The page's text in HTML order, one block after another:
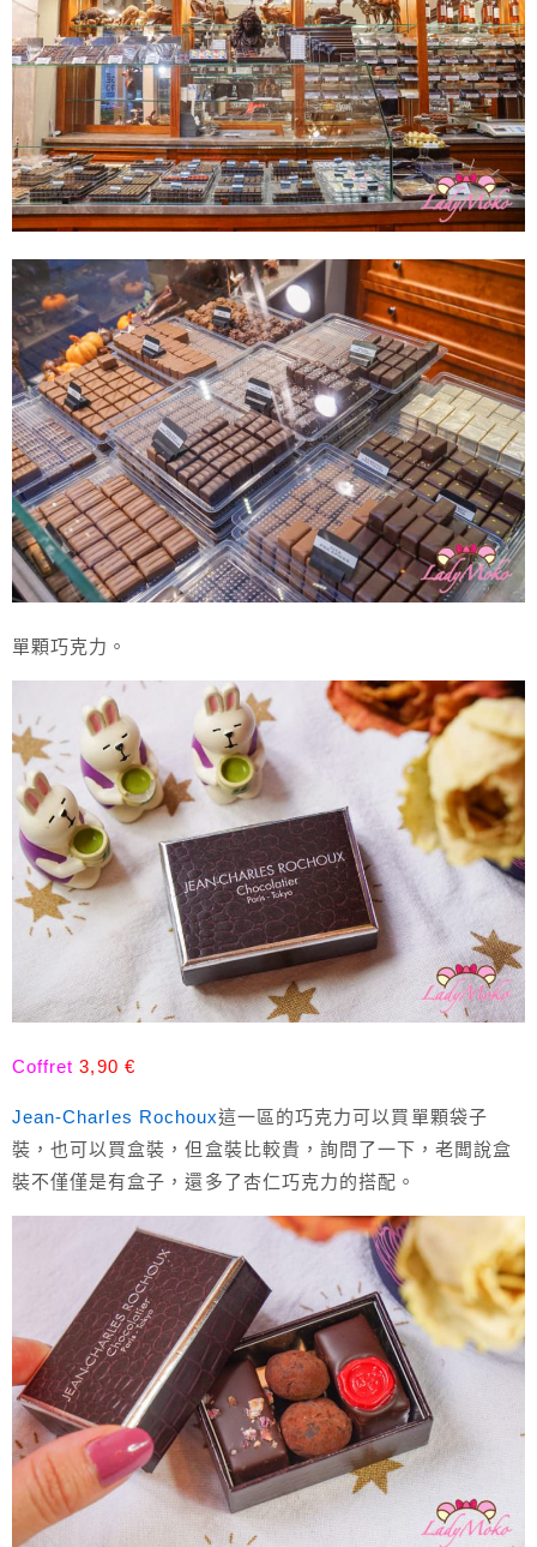
單顆巧克力。
Coffret 3,90 €
Jean-Charles Rochoux這一區的巧克力可以買單顆袋子
裝，也可以買盒裝，但盒裝比較貴，詢問了一下，老闆說盒
裝不僅僅是有盒子，還多了杏仁巧克力的搭配。